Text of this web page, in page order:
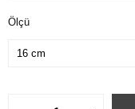
Ölçü